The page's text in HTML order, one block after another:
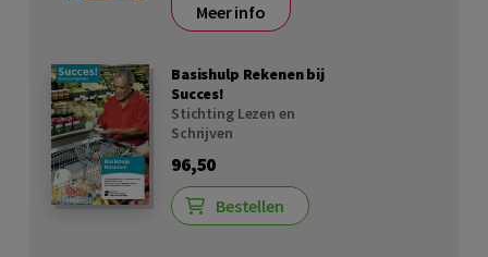
Meer info
Basishulp Rekenen bij
Succes!
Stichting Lezen en
Schrijven
96,50
Bestellen